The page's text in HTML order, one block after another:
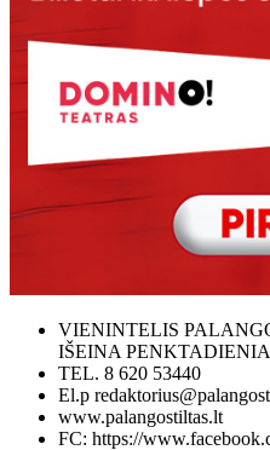
VIENINTELIS
IŠEINA
TEL. 8 620 53440
El.p
www.palangostiltas.lt
FC: https://